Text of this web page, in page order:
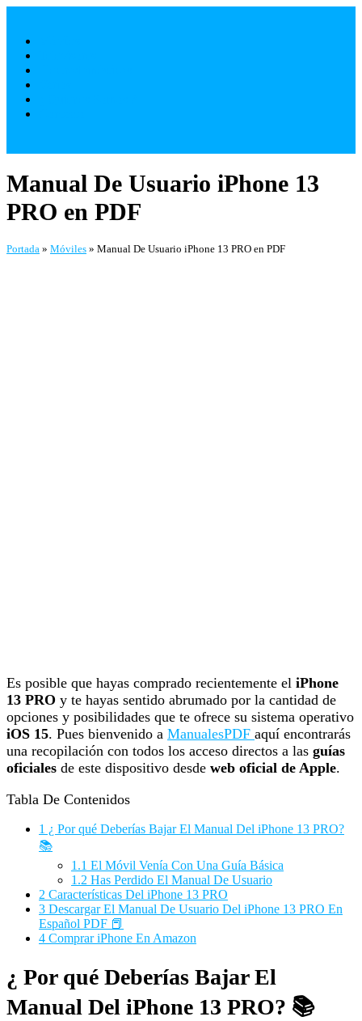
contenido
Manual De Usuario iPhone 13
PRO en PDF
Portada » Móviles » Manual De Usuario iPhone 13 PRO en PDF
Es posible que hayas comprado recientemente el iPhone
13 PRO y te hayas sentido abrumado por la cantidad de
opciones y posibilidades que te ofrece su sistema operativo
iOS 15. Pues bienvenido a ManualesPDF aquí encontrarás
una recopilación con todos los acceso directos a las guías
oficiales de este dispositivo desde web oficial de Apple.
Tabla De Contenidos
1 ¿ Por qué Deberías Bajar El Manual Del iPhone 13 PRO?
📚
1.1 El Móvil Venía Con Una Guía Básica
1.2 Has Perdido El Manual De Usuario
2 Características Del iPhone 13 PRO
3 Descargar El Manual De Usuario Del iPhone 13 PRO En
Español PDF 📕
4 Comprar iPhone En Amazon
¿ Por qué Deberías Bajar El
Manual Del iPhone 13 PRO? 📚